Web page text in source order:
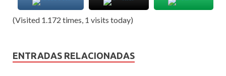
(Visited 1.172 times, 1 visits today)
ENTRADAS RELACIONADAS